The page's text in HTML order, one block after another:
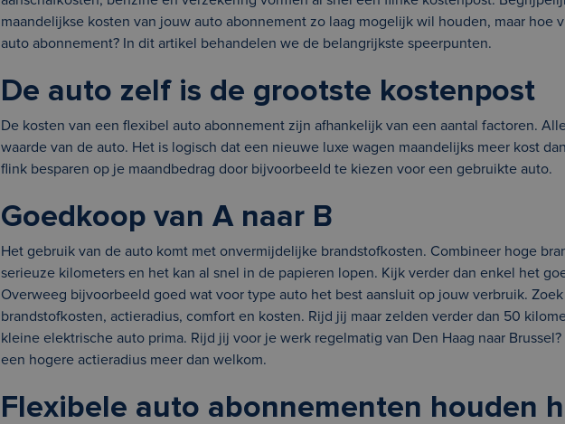
maandelijkse kosten van jouw auto abonnement zo laag mogelijk wil houden, maar hoe
auto abonnement? In dit artikel behandelen we de belangrijkste speerpunten.
De auto zelf is de grootste kostenpost
De kosten van een flexibel auto abonnement zijn afhankelijk van een aantal factoren.
waarde van de auto. Het is logisch dat een nieuwe luxe wagen maandelijks meer kost
flink besparen op je maandbedrag door bijvoorbeeld te kiezen voor een gebruikte auto.
Goedkoop van A naar B
Het gebruik van de auto komt met onvermijdelijke brandstofkosten. Combineer hoge
serieuze kilometers en het kan al snel in de papieren lopen. Kijk verder dan enkel het
Overweeg bijvoorbeeld goed wat voor type auto het best aansluit op jouw verbruik.
brandstofkosten, actieradius, comfort en kosten. Rijd jij maar zelden verder dan 50
kleine elektrische auto prima. Rijd jij voor je werk regelmatig van Den Haag naar
een hogere actieradius meer dan welkom.
Flexibele auto abonnementen houden